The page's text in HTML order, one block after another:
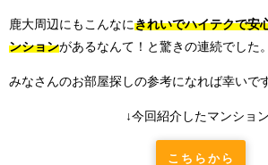
鹿大周辺にもこんなにきれいでハイテクで安
ンションがあるなんて！と驚きの連続でした。
みなさんのお部屋探しの参考になれば幸いで
↓今回紹介したマンショ
こちらから